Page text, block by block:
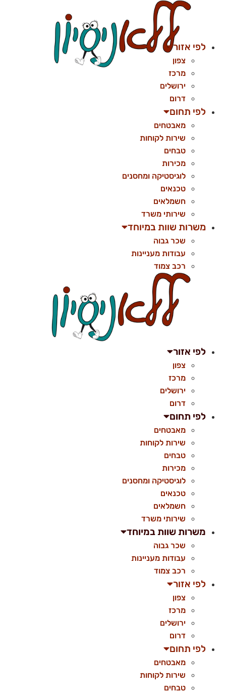
לפי אזור
צפון
מרכז
ירושלים
דרום
לפי תחום
מאבטחים
שירות לקוחות
טבחים
מכירות
לוגיסטיקה ומחסנים
טכנאים
חשמלאים
שירותי משרד
משרות שוות במיוחד
שכר גבוה
עבודות מעניינות
רכב צמוד
לפי אזור
צפון
מרכז
ירושלים
דרום
לפי תחום
מאבטחים
שירות לקוחות
טבחים
מכירות
לוגיסטיקה ומחסנים
טכנאים
חשמלאים
שירותי משרד
משרות שוות במיוחד
שכר גבוה
עבודות מעניינות
רכב צמוד
לפי אזור
צפון
מרכז
ירושלים
דרום
לפי תחום
מאבטחים
שירות לקוחות
טבחים